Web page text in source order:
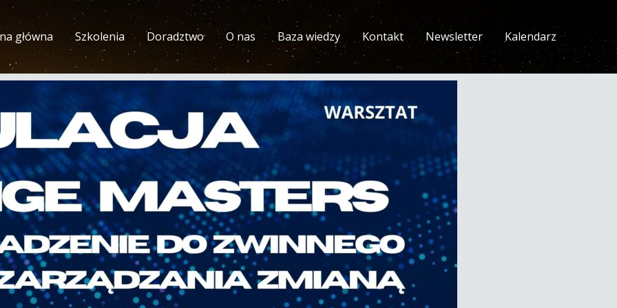
główna Szkolenia Doradztwo O nas Baza wiedzy Kontakt Newsletter Kalendarz